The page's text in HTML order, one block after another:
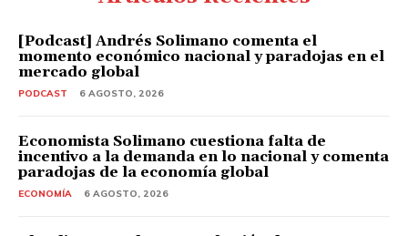
[Podcast] Andrés Solimano comenta el
momento económico nacional y paradojas en el
mercado global
PODCAST 6 AGOSTO, 2026
Economista Solimano cuestiona falta de
incentivo a la demanda en lo nacional y comenta
paradojas de la economía global
ECONOMÍA 6 AGOSTO, 2026